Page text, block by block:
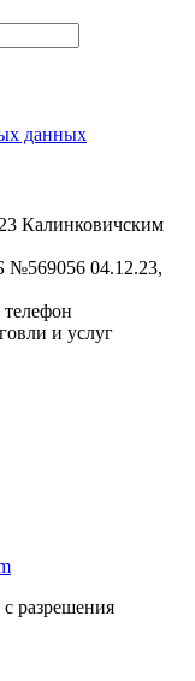
данных
Калинковичским
№569056 04.12.23,
и услуг
с разрешения